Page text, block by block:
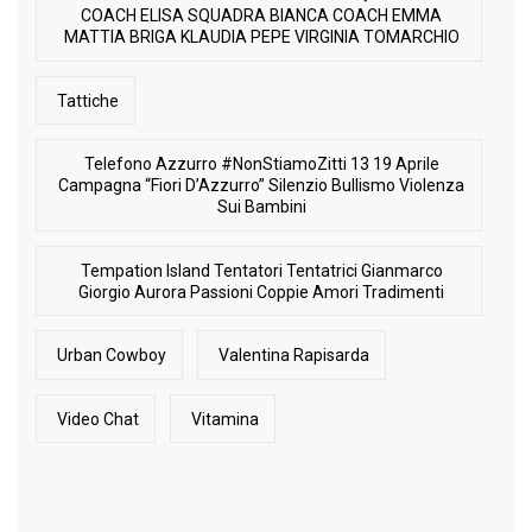
COACH ELISA SQUADRA BIANCA COACH EMMA
MATTIA BRIGA KLAUDIA PEPE VIRGINIA TOMARCHIO
Tattiche
Telefono Azzurro #NonStiamoZitti 13 19 Aprile
Campagna “Fiori D’Azzurro” Silenzio Bullismo Violenza
Sui Bambini
Tempation Island Tentatori Tentatrici Gianmarco
Giorgio Aurora Passioni Coppie Amori Tradimenti
Urban Cowboy Valentina Rapisarda
Video Chat Vitamina